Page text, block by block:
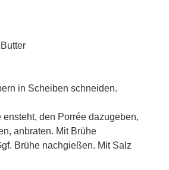
in Scheiben schneiden.
den Porrée dazugeben,
anbraten. Mit Brühe
Brühe nachgießen. Mit Salz